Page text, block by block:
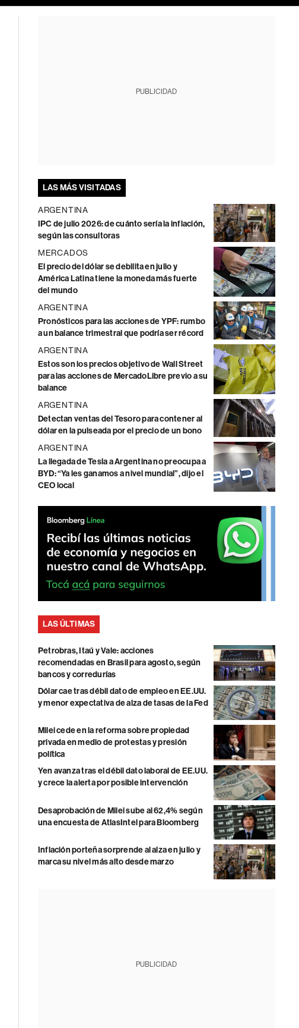
PUBLICIDAD
LAS MÁS VISITADAS
ARGENTINA
IPC de julio 2026: de cuánto sería la inflación,
según las consultoras
MERCADOS
El precio del dólar se debilita en julio y
América Latina tiene la moneda más fuerte
del mundo
ARGENTINA
Pronósticos para las acciones de YPF: rumbo
a un balance trimestral que podría ser récord
ARGENTINA
Estos son los precios objetivo de Wall Street
para las acciones de MercadoLibre previo a su
balance
ARGENTINA
Detectan ventas del Tesoro para contener al
dólar en la pulseada por el precio de un bono
ARGENTINA
La llegada de Tesla a Argentina no preocupa a
BYD: “Ya les ganamos a nivel mundial”, dijo el
CEO local
LAS ÚLTIMAS
Petrobras, Itaú y Vale: acciones
recomendadas en Brasil para agosto, según
bancos y corredurías
Dólar cae tras débil dato de empleo en EE.UU.
y menor expectativa de alza de tasas de la Fed
Milei cede en la reforma sobre propiedad
privada en medio de protestas y presión
política
Yen avanza tras el débil dato laboral de EE.UU.
y crece la alerta por posible intervención
Desaprobación de Milei sube al 62,4% según
una encuesta de AtlasIntel para Bloomberg
Inflación porteña sorprende al alza en julio y
marca su nivel más alto desde marzo
PUBLICIDAD